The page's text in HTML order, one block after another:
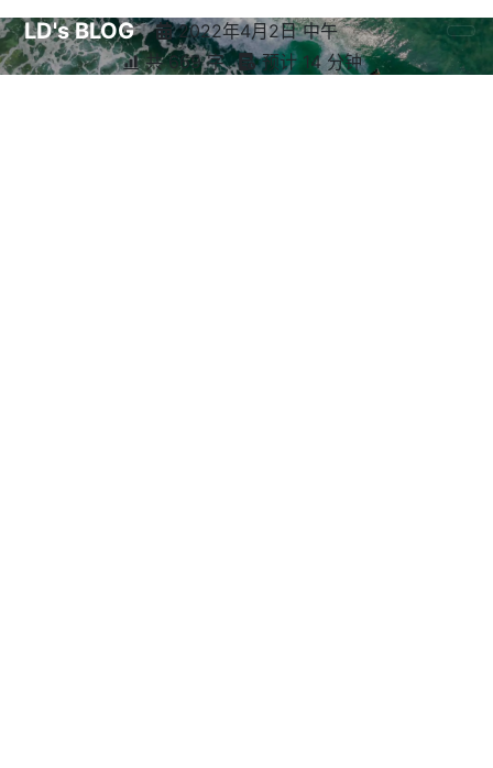
LD's BLOG
2022年4月2日 中午
共 669 字
预计 14 分钟